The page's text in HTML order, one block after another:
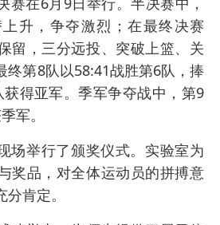
升，争夺激烈；在最终决赛
留，三分远投、突破上篮、关
终第8队以58:41战胜第6队，捧
得亚军。季军争夺战中，第9
军。
场举行了颁奖仪式。实验室为
奖品，对全体运动员的拼搏意
肯定。